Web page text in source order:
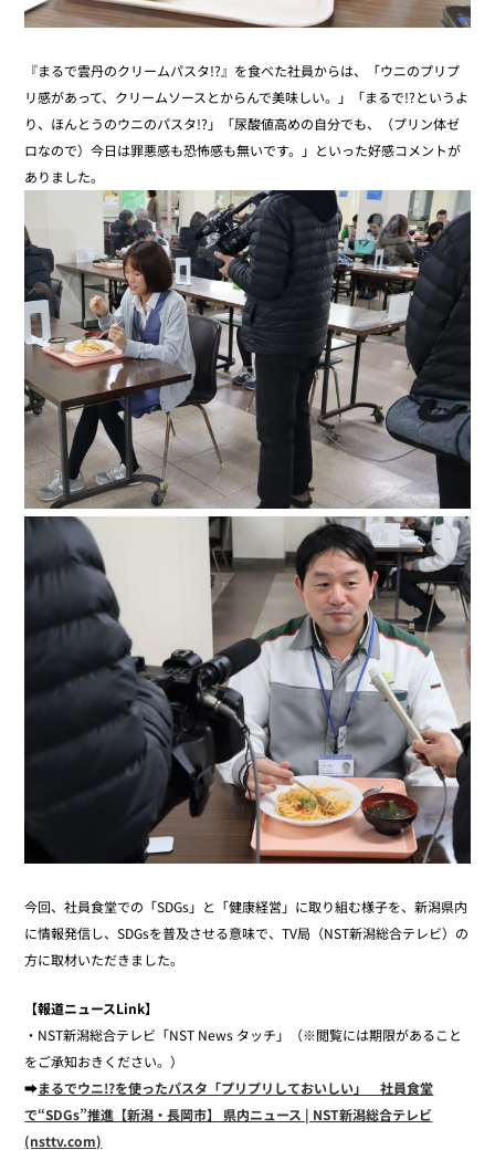
『まるで雲丹のクリームパスタ!?』を食べた社員からは、「ウニのプリプ
リ感があって、クリームソースとからんで美味しい。」「まるで!?というよ
り、ほんとうのウニのパスタ!?」「尿酸値高めの自分でも、（プリン体ゼ
ロなので）今日は罪悪感も恐怖感も無いです。」といった好感コメントが
ありました。
今回、社員食堂での「SDGs」と「健康経営」に取り組む様子を、新潟県内
に情報発信し、SDGsを普及させる意味で、TV局（NST新潟総合テレビ）の
方に取材いただきました。
【報道ニュースLink】
・NST新潟総合テレビ「NST News タッチ」（※閲覧には期限があること
をご承知おきください。）
➡まるでウニ!?を使ったパスタ「プリプリしておいしい」 社員食堂
で“SDGs”推進【新潟・長岡市】 県内ニュース | NST新潟総合テレビ
(nsttv.com)